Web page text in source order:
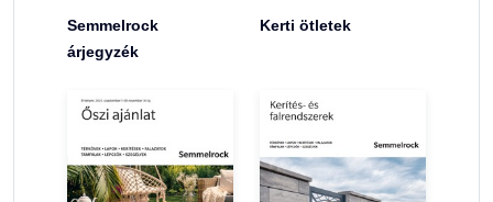
Semmelrock
árjegyzék
Kerti ötletek